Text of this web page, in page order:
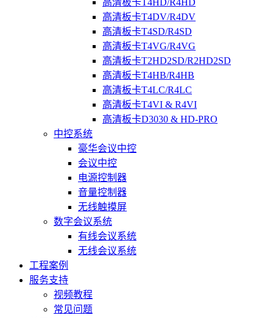
高清板卡T4HD/R4HD
高清板卡T4DV/R4DV
高清板卡T4SD/R4SD
高清板卡T4VG/R4VG
高清板卡T2HD2SD/R2HD2SD
高清板卡T4HB/R4HB
高清板卡T4LC/R4LC
高清板卡T4VI & R4VI
高清板卡D3030 & HD-PRO
中控系统
豪华会议中控
会议中控
电源控制器
音量控制器
无线触摸屏
数字会议系统
有线会议系统
无线会议系统
工程案例
服务支持
视频教程
常见问题